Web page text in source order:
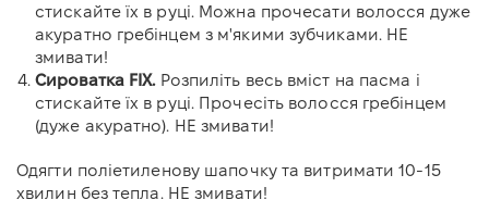
стискайте їх в руці. Можна прочесати волосся дуже
акуратно гребінцем з м'якими зубчиками. НЕ
змивати!
Сироватка FIX. Розпиліть весь вміст на пасма і
стискайте їх в руці. Прочесіть волосся гребінцем
(дуже акуратно). НЕ змивати!
Одягти поліетиленову шапочку та витримати 10-15
хвилин без тепла. НЕ змивати!